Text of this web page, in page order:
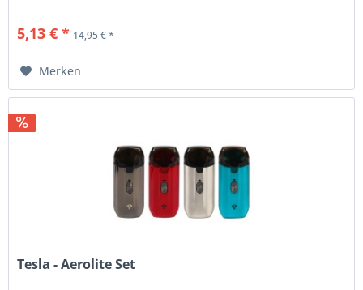
5,13 € * 14,95 € *
Merken
Tesla - Aerolite Set